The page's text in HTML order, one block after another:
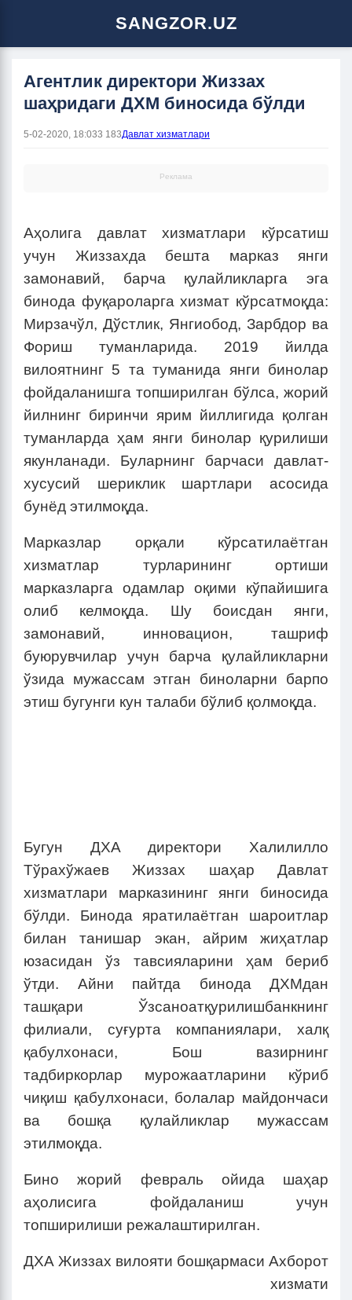
SANGZOR.UZ
Агентлик директори Жиззах
шаҳридаги ДХМ биносида бўлди
5-02-2020, 18:033 183Давлат хизматлари
Реклама
Аҳолига давлат хизматлари кўрсатиш
учун Жиззахда бешта марказ янги
замонавий, барча қулайликларга эга
бинода фуқароларга хизмат кўрсатмоқда:
Мирзачўл, Дўстлик, Янгиобод, Зарбдор ва
Фориш туманларида. 2019 йилда
вилоятнинг 5 та туманида янги бинолар
фойдаланишга топширилган бўлса, жорий
йилнинг биринчи ярим йиллигида қолган
туманларда ҳам янги бинолар қурилиши
якунланади. Буларнинг барчаси давлат-
хусусий шериклик шартлари асосида
бунёд этилмоқда.
Марказлар орқали кўрсатилаётган
хизматлар турларининг ортиши
марказларга одамлар оқими кўпайишига
олиб келмоқда. Шу боисдан янги,
замонавий, инновацион, ташриф
буюрувчилар учун барча қулайликларни
ўзида мужассам этган биноларни барпо
этиш бугунги кун талаби бўлиб қолмоқда.
Бугун ДХА директори Халилилло
Тўрахўжаев Жиззах шаҳар Давлат
хизматлари марказининг янги биносида
бўлди. Бинода яратилаётган шароитлар
билан танишар экан, айрим жиҳатлар
юзасидан ўз тавсияларини ҳам бериб
ўтди. Айни пайтда бинода ДХМдан
ташқари Ўзсаноатқурилишбанкнинг
филиали, суғурта компаниялари, халқ
қабулхонаси, Бош вазирнинг
тадбиркорлар мурожаатларини кўриб
чиқиш қабулхонаси, болалар майдончаси
ва бошқа қулайликлар мужассам
этилмоқда.
Бино жорий февраль ойида шаҳар
аҳолисига фойдаланиш учун
топширилиши режалаштирилган.
ДХА Жиззах вилояти бошқармаси Ахборот
хизмати